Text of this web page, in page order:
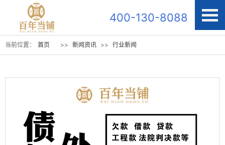
400-130-8088
当前位置： 首页 >> 新闻资讯 >> 行业新闻